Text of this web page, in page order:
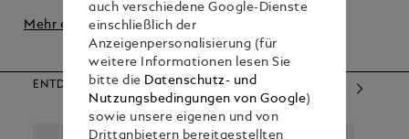
Mehr erfahren
ENTDECKEN SIE UNSERE KATEGORIEN
auch verschiedene Google-Dienste
einschließlich der
Anzeigenpersonalisierung (für
weitere Informationen lesen Sie
bitte die Datenschutz- und
Nutzungsbedingungen von Google)
sowie unsere eigenen und von
Drittanbietern bereitgestellten